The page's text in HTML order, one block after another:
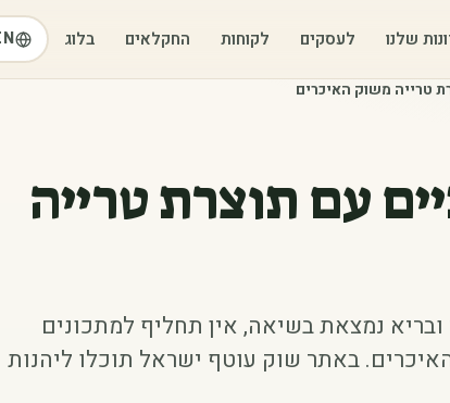
שלנו לעסקים לקוחות החקלאים בלוג
טרייה משוק האיכרים
עם תוצרת טרייה
נמצאת בשיאה, אין תחליף למתכונים
באתר שוק עוטף ישראל תוכלו ליהנות